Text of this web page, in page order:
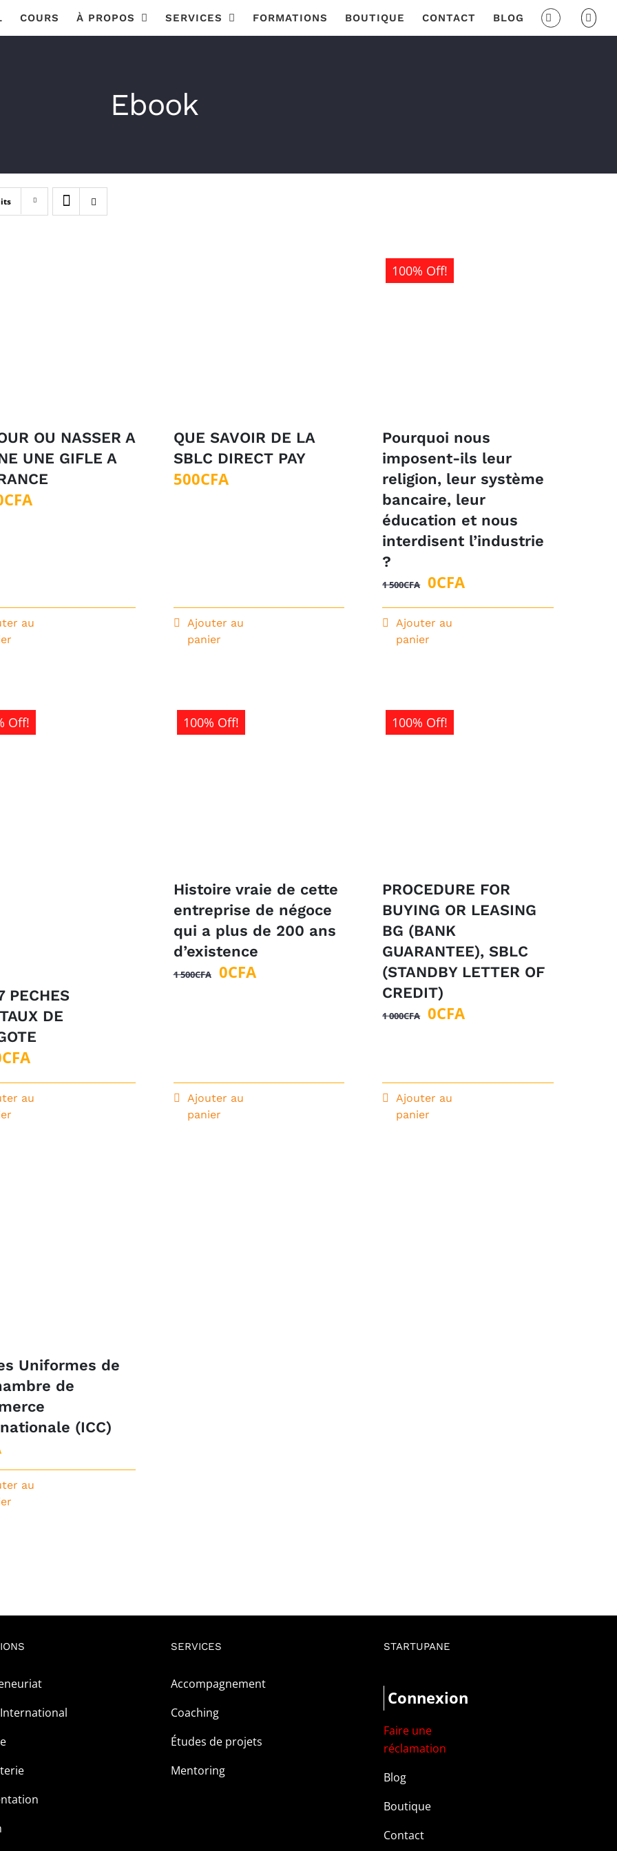
COURS À PROPOS SERVICES FORMATIONS BOUTIQUE CONTACT BLOG
Ebook
OU NASSER A
UNE GIFLE A
CFA
au
QUE SAVOIR DE LA
SBLC DIRECT PAY
500CFA
Ajouter au
panier
100% Off!
Pourquoi nous
imposent-ils leur
religion, leur système
bancaire, leur
éducation et nous
interdisent l’industrie
?
1 500CFA Le
prix
initial
était :
0CFALe
prix
Ajouter au
panier
Off!
PECHES
DE
:
CFALe
prix
actuel
au
100% Off!
Histoire vraie de cette
entreprise de négoce
qui a plus de 200 ans
d’existence
1 500CFA
Le
0CFALe
Ajouter au
panier
100% Off!
PROCEDURE FOR
BUYING OR LEASING
BG (BANK
GUARANTEE), SBLC
(STANDBY LETTER OF
CREDIT)
1 000CFA Le
1
000CFA.
0CFALe
Ajouter au
panier
Uniformes de
de
(ICC)
au
SERVICES
Accompagnement
Coaching
Études de projets
Mentoring
STARTUPANE
Connexion
Faire une
réclamation
Blog
Boutique
Contact